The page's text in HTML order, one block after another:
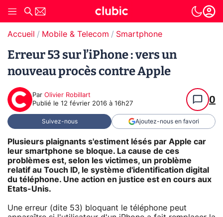
Accueil Mobile & Telecom Smartphone
Erreur 53 sur l’iPhone : vers un
nouveau procès contre Apple
Par Olivier Robillart
Publié le 12 février 2016 à 16h27 0
Suivez-nous Ajoutez-nous en favori
Plusieurs plaignants s'estiment lésés par Apple car
leur smartphone se bloque. La cause de ces
problèmes est, selon les victimes, un problème
relatif au Touch ID, le système d'identification digital
du téléphone. Une action en justice est en cours aux
Etats-Unis.
Une erreur (dite 53) bloquant le téléphone peut